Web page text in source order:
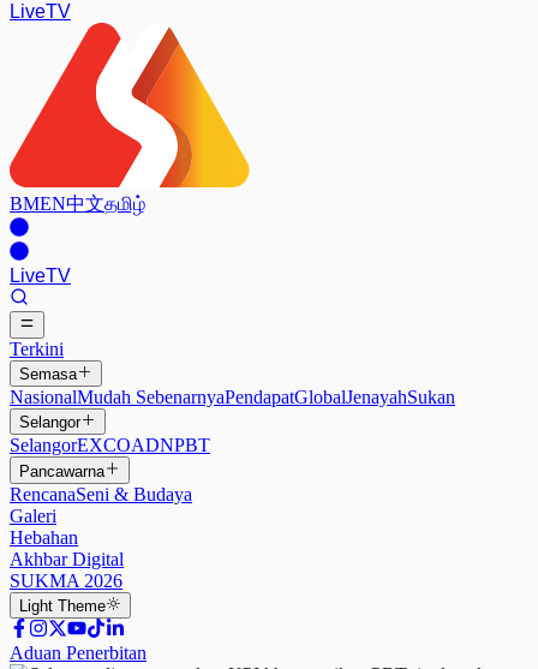
LiveTV
BMEN中文தமிழ்
LiveTV
Terkini
Semasa
NasionalMudah SebenarnyaPendapatGlobalJenayahSukan
Selangor
SelangorEXCOADNPBT
Pancawarna
RencanaSeni & Budaya
Galeri
Hebahan
Akhbar Digital
SUKMA 2026
Light Theme
Aduan Penerbitan